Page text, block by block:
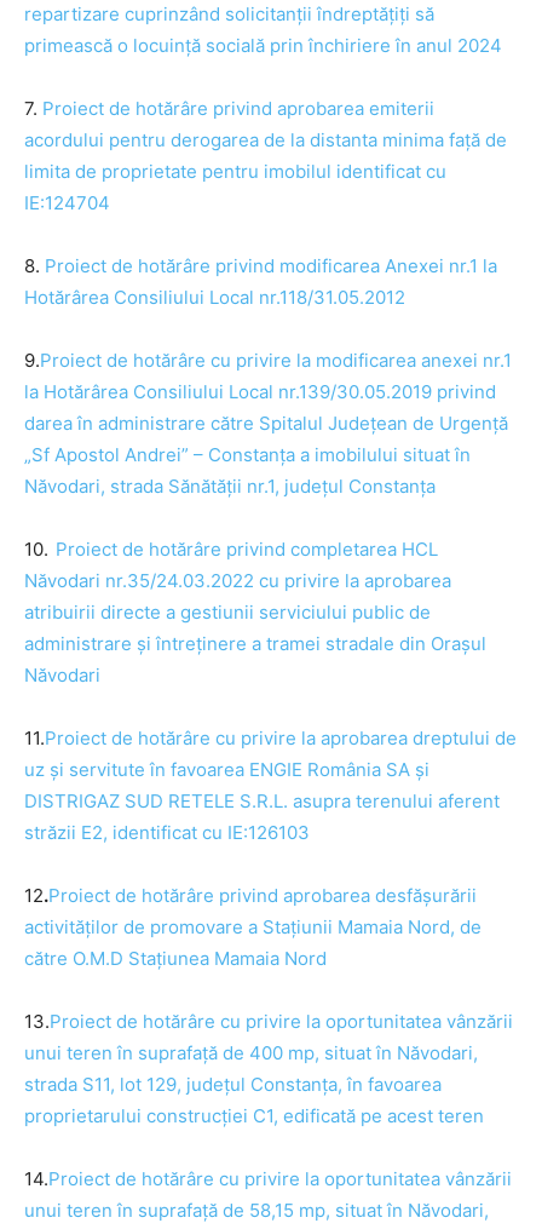
repartizare cuprinzând solicitanții îndreptățiți să
primească o locuință socială prin închiriere în anul 2024
7. Proiect de hotărâre privind aprobarea emiterii
acordului pentru derogarea de la distanta minima față de
limita de proprietate pentru imobilul identificat cu
IE:124704
8. Proiect de hotărâre privind modificarea Anexei nr.1 la
Hotărârea Consiliului Local nr.118/31.05.2012
9.Proiect de hotărâre cu privire la modificarea anexei nr.1
la Hotărârea Consiliului Local nr.139/30.05.2019 privind
darea în administrare către Spitalul Județean de Urgență
„Sf Apostol Andrei” – Constanța a imobilului situat în
Năvodari, strada Sănătății nr.1, județul Constanța
10. Proiect de hotărâre privind completarea HCL
Năvodari nr.35/24.03.2022 cu privire la aprobarea
atribuirii directe a gestiunii serviciului public de
administrare și întreținere a tramei stradale din Orașul
Năvodari
11.Proiect de hotărâre cu privire la aprobarea dreptului de
uz și servitute în favoarea ENGIE România SA și
DISTRIGAZ SUD RETELE S.R.L. asupra terenului aferent
străzii E2, identificat cu IE:126103
12.Proiect de hotărâre privind aprobarea desfășurării
activităților de promovare a Stațiunii Mamaia Nord, de
către O.M.D Stațiunea Mamaia Nord
13.Proiect de hotărâre cu privire la oportunitatea vânzării
unui teren în suprafață de 400 mp, situat în Năvodari,
strada S11, lot 129, județul Constanța, în favoarea
proprietarului construcției C1, edificată pe acest teren
14.Proiect de hotărâre cu privire la oportunitatea vânzării
unui teren în suprafață de 58,15 mp, situat în Năvodari,